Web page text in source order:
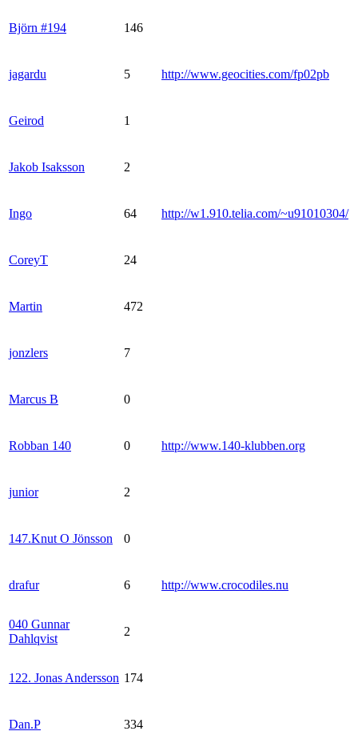
Björn #194 146
jagardu 5 http://www.geocities.com/fp02pb
Geirod 1
Jakob Isaksson 2
Ingo 64 http://w1.910.telia.com/~u91010304/
CoreyT 24
Martin 472
jonzlers 7
Marcus B 0
Robban 140 0 http://www.140-klubben.org
junior 2
147.Knut O Jönsson 0
drafur 6 http://www.crocodiles.nu
040 Gunnar
Dahlqvist
2
122. Jonas Andersson 174
Dan.P 334